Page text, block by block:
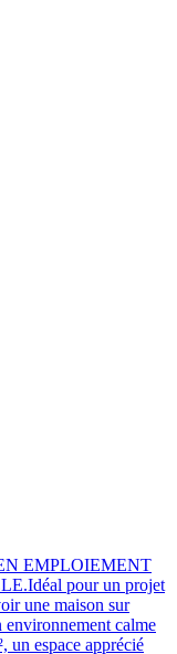
EMPLOIEMENT
pour un projet
une maison sur
environnement calme
un espace apprécié